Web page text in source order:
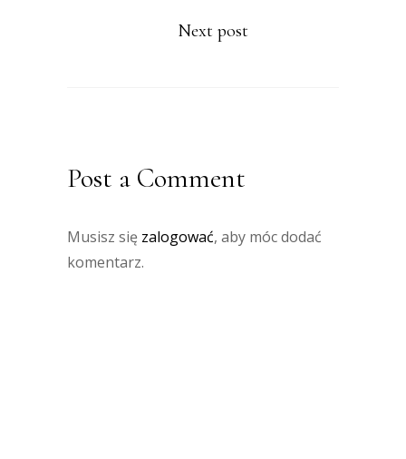
Next post
Post a Comment
Musisz się zalogować, aby móc dodać
komentarz.